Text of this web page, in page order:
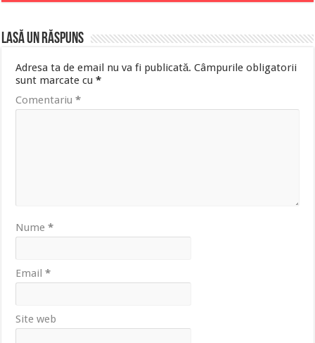
Lasă un răspuns
Adresa ta de email nu va fi publicată. Câmpurile obligatorii
sunt marcate cu*
Comentariu*
Nume*
Email*
Site web